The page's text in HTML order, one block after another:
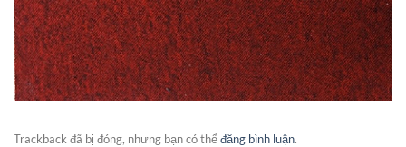
Trackback đã bị đóng, nhưng bạn có thểđăng bình luận.